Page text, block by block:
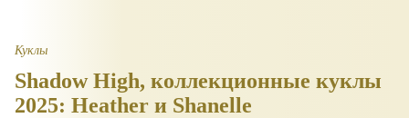
Куклы
Shadow High, коллекционные куклы
2025: Heather и Shanelle